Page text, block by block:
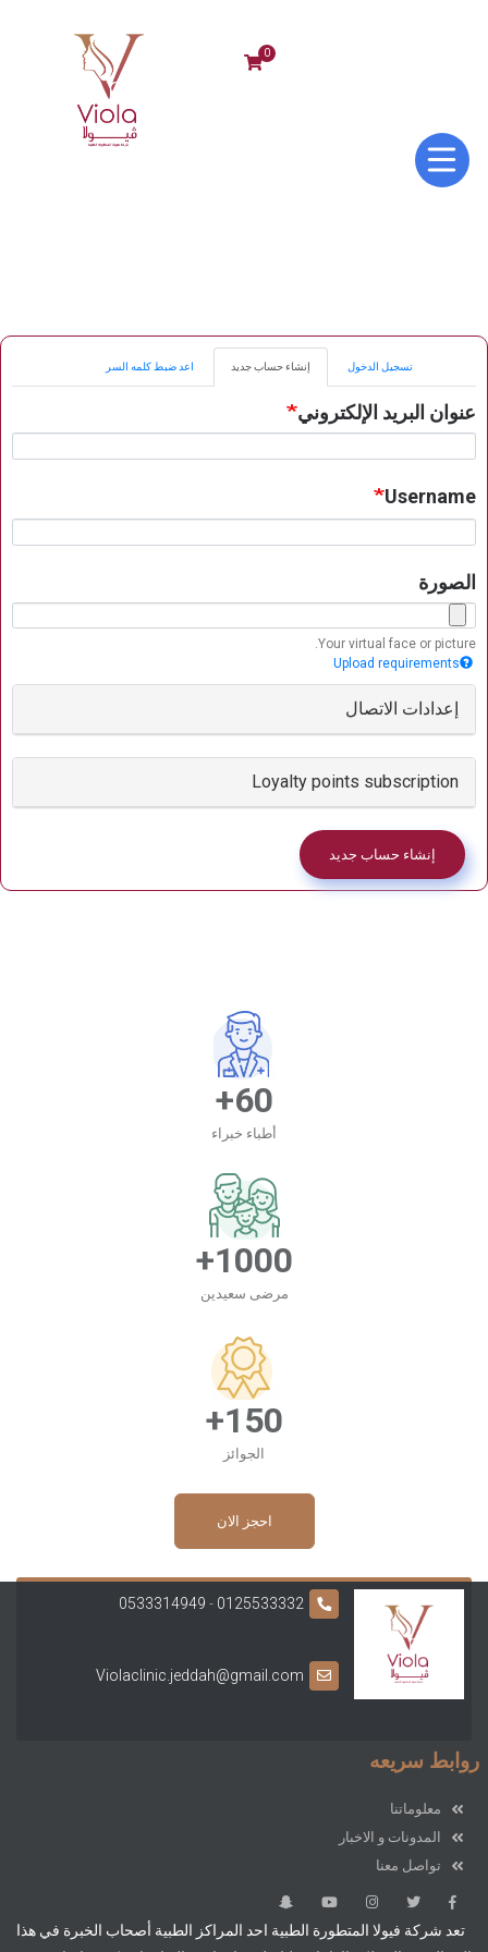
0
Primary
tabs
تسجيل الدخول إنشاء حساب جديد اعد ضبط كلمه السر
عنوان البريد الإلكتروني
Username
الصورة
Your virtual face or picture.
Upload requirements
إعدادات الاتصال
Loyalty points subscription
إنشاء حساب جديد
60+
أطباء خبراء
1000+
مرضى سعيدين
150+
الجوائز
احجز الان
0125533332
-
0533314949
Violaclinic.jeddah@gmail.com
روابط سريعه
معلوماتنا
المدونات و الاخبار
تواصل معنا
تعد شركة فيولا المتطورة الطبية احد المراكز الطبية أصحاب الخبرة في هذا